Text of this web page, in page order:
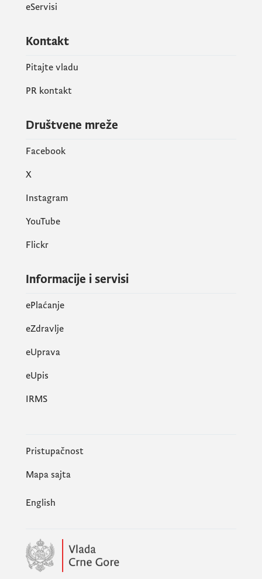
eServisi
Kontakt
Pitajte vladu
PR kontakt
Društvene mreže
Facebook
X
Instagram
YouTube
Flickr
Informacije i servisi
ePlaćanje
eZdravlje
eUprava
еUpis
IRMS
Pristupačnost
Mapa sajta
English